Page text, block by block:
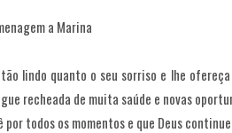
a Marina
tão lindo quanto o seu sorriso e lhe
recheada de muita saúde e novas
por todos os momentos e que Deus